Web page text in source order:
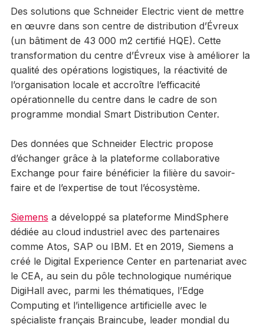
Des solutions que Schneider Electric vient de mettre
en œuvre dans son centre de distribution d’Évreux
(un bâtiment de 43 000 m2 certifié HQE). Cette
transformation du centre d’Évreux vise à améliorer la
qualité des opérations logistiques, la réactivité de
l’organisation locale et accroître l’efficacité
opérationnelle du centre dans le cadre de son
programme mondial Smart Distribution Center.
Des données que Schneider Electric propose
d’échanger grâce à la plateforme collaborative
Exchange pour faire bénéficier la filière du savoir-
faire et de l’expertise de tout l’écosystème.
Siemens a développé sa plateforme MindSphere
dédiée au cloud industriel avec des partenaires
comme Atos, SAP ou IBM. Et en 2019, Siemens a
créé le Digital Experience Center en partenariat avec
le CEA, au sein du pôle technologique numérique
DigiHall avec, parmi les thématiques, l’Edge
Computing et l’intelligence artificielle avec le
spécialiste français Braincube, leader mondial du